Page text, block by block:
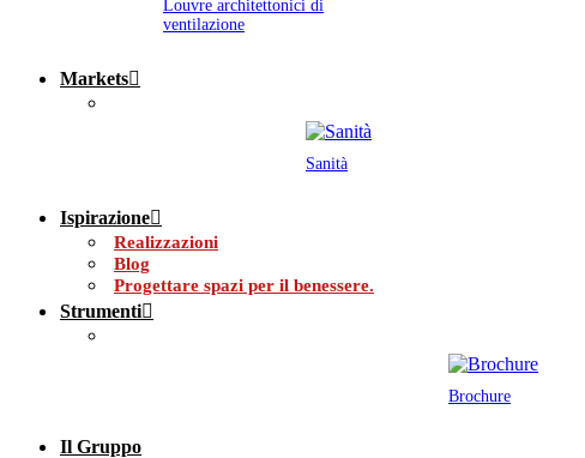
Louvre architettonici di
ventilazione
Markets
Sanità
Ispirazione
Realizzazioni
Blog
Progettare spazi per il benessere.
Strumenti
Brochure
Il Gruppo